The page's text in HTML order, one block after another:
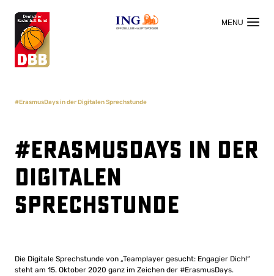
OFFIZIELLER HAUPTSPONSOR
#ErasmusDays in der Digitalen Sprechstunde
#ErasmusDays in der
Digitalen
Sprechstunde
Die Digitale Sprechstunde von „Teamplayer gesucht: Engagier Dich!“
steht am 15. Oktober 2020 ganz im Zeichen der #ErasmusDays.